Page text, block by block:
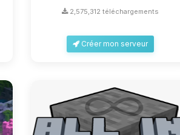
2,575,312 téléchargements
Créer mon serveur